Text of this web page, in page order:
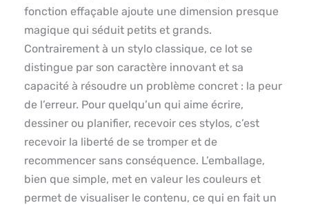
fonction effaçable ajoute une dimension presque
magique qui séduit petits et grands.
Contrairement à un stylo classique, ce lot se
distingue par son caractère innovant et sa
capacité à résoudre un problème concret : la peur
de l’erreur. Pour quelqu’un qui aime écrire,
dessiner ou planifier, recevoir ces stylos, c’est
recevoir la liberté de se tromper et de
recommencer sans conséquence. L’emballage,
bien que simple, met en valeur les couleurs et
permet de visualiser le contenu, ce qui en fait un